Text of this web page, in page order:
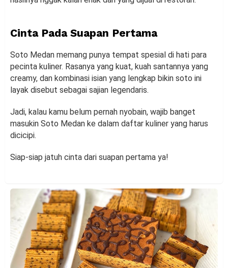
Cinta Pada Suapan Pertama
Soto Medan memang punya tempat spesial di hati para
pecinta kuliner. Rasanya yang kuat, kuah santannya yang
creamy, dan kombinasi isian yang lengkap bikin soto ini
layak disebut sebagai sajian legendaris.
Jadi, kalau kamu belum pernah nyobain, wajib banget
masukin Soto Medan ke dalam daftar kuliner yang harus
dicicipi.
Siap-siap jatuh cinta dari suapan pertama ya!